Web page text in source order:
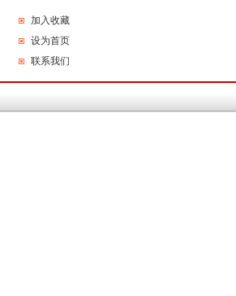
加入收藏
设为首页
联系我们